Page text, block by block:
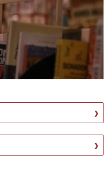
at dykke ned i